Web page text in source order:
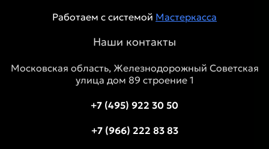
Работаем с системой Мастеркасса
Наши контакты
Московская область, Железнодорожный Советская
улица дом 89 строение 1
+7 (495) 922 30 50
+7 (966) 222 83 83